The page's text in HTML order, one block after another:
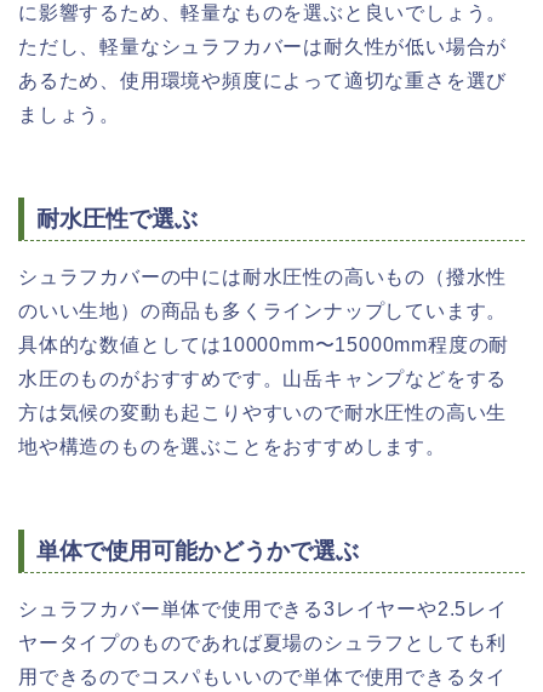
に影響するため、軽量なものを選ぶと良いでしょう。
ただし、軽量なシュラフカバーは耐久性が低い場合が
あるため、使用環境や頻度によって適切な重さを選び
ましょう。
耐水圧性で選ぶ
シュラフカバーの中には耐水圧性の高いもの（撥水性
のいい生地）の商品も多くラインナップしています。
具体的な数値としては10000mm〜15000mm程度の耐
水圧のものがおすすめです。山岳キャンプなどをする
方は気候の変動も起こりやすいので耐水圧性の高い生
地や構造のものを選ぶことをおすすめします。
単体で使用可能かどうかで選ぶ
シュラフカバー単体で使用できる3レイヤーや2.5レイ
ヤータイプのものであれば夏場のシュラフとしても利
用できるのでコスパもいいので単体で使用できるタイ